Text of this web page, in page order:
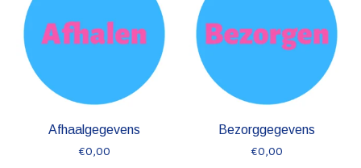
Afhaalgegevens
€0,00
Bezorggegevens
€0,00